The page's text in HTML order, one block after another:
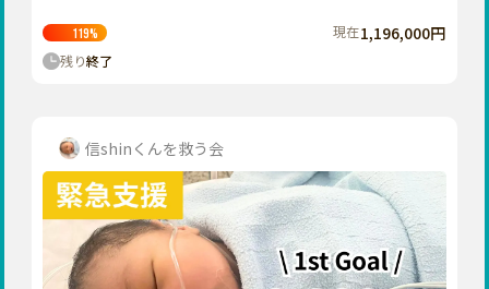
奈良
広島
山口
119% 現在1,196,000円
残り終了
信shinくんを救う会